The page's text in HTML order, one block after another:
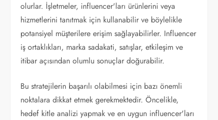
olurlar. İşletmeler, influencer'ları ürünlerini veya
hizmetlerini tanıtmak için kullanabilir ve böylelikle
potansiyel müşterilere erişim sağlayabilirler. Influencer
iş ortaklıkları, marka sadakati, satışlar, etkileşim ve
itibar açısından olumlu sonuçlar doğurabilir.
Bu stratejilerin başarılı olabilmesi için bazı önemli
noktalara dikkat etmek gerekmektedir. Öncelikle,
hedef kitle analizi yapmak ve en uygun influencer'ları